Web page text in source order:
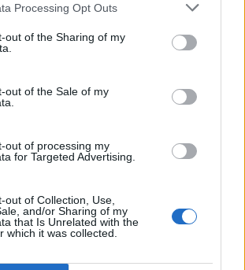
Processing Opt Outs
out of the Sharing of my
out of the Sale of my
out of processing my
for Targeted Advertising.
out of Collection, Use,
and/or Sharing of my
that Is Unrelated with the
which it was collected.
Canali (Zebre), 58' giallo a
(Zebre)
15 Shalva Aptsiauri, 14 Akaki
Demi Tapladze, 12 Tornike
Sandro Todua, 10 Luka
Peranidze, 8 Giorgi
Epremidze, 4 Mikheil
3 Giorgi Chkhartishvili, 2 Irakli
Kakovin